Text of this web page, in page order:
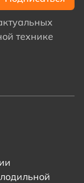
технике